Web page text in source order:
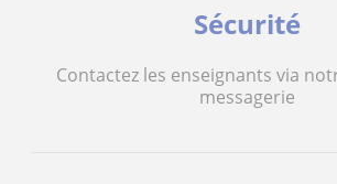
Sécurité
Contactez les enseignants via
messagerie